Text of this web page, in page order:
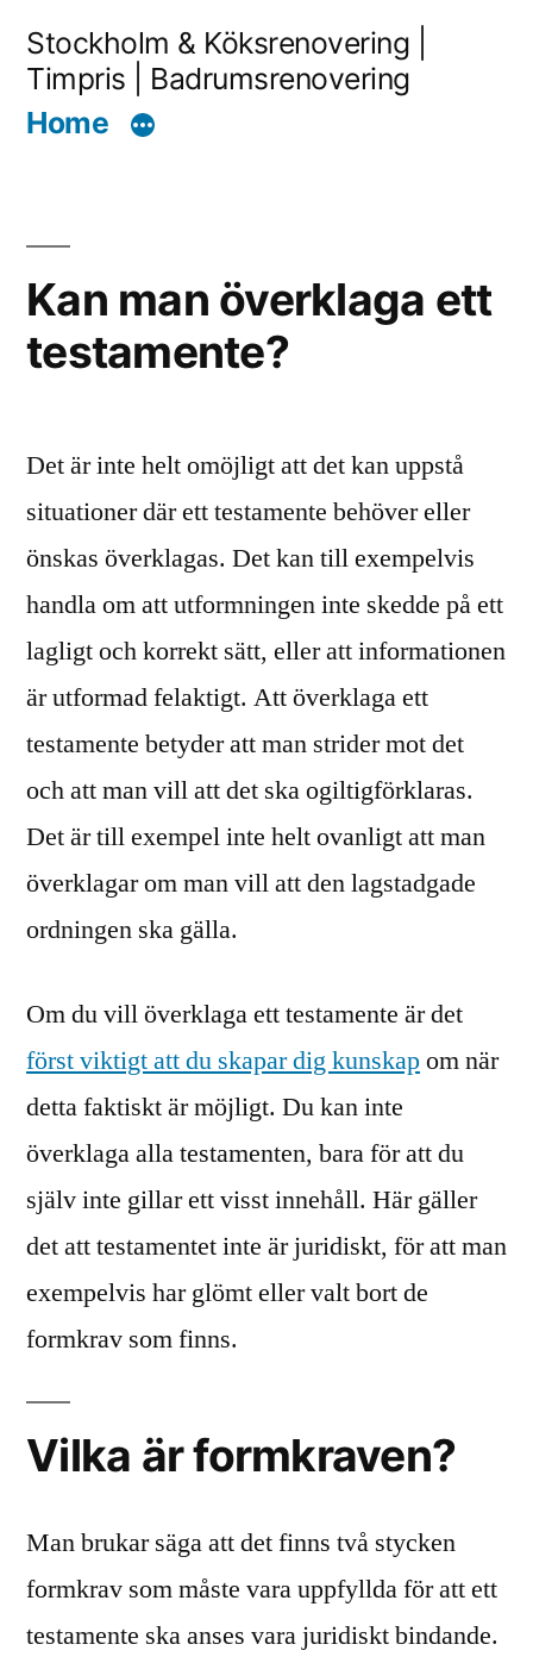
content
Stockholm & Köksrenovering |
Timpris | Badrumsrenovering
Home
Kan man överklaga ett
testamente?
Det är inte helt omöjligt att det kan uppstå
situationer där ett testamente behöver eller
önskas överklagas. Det kan till exempelvis
handla om att utformningen inte skedde på ett
lagligt och korrekt sätt, eller att informationen
är utformad felaktigt. Att överklaga ett
testamente betyder att man strider mot det
och att man vill att det ska ogiltigförklaras.
Det är till exempel inte helt ovanligt att man
överklagar om man vill att den lagstadgade
ordningen ska gälla.
Om du vill överklaga ett testamente är det
först viktigt att du skapar dig kunskapom när
detta faktiskt är möjligt. Du kan inte
överklaga alla testamenten, bara för att du
själv inte gillar ett visst innehåll. Här gäller
det att testamentet inte är juridiskt, för att man
exempelvis har glömt eller valt bort de
formkrav som finns.
Vilka är formkraven?
Man brukar säga att det finns två stycken
formkrav som måste vara uppfyllda för att ett
testamente ska anses vara juridiskt bindande.